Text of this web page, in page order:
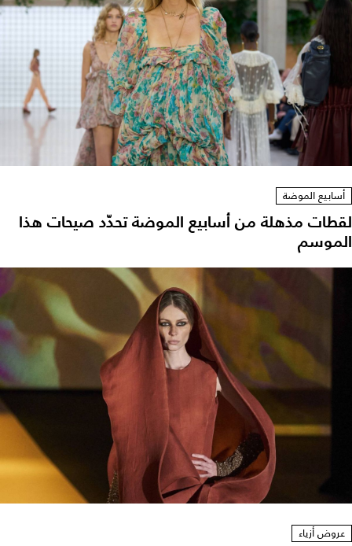
أسابيع الموضة
لقطات مذهلة من أسابيع الموضة تحدّد صيحات هذا
الموسم
عروض أزياء